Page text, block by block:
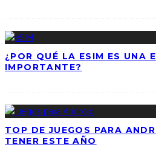
¿POR QUÉ LA ESIM ES UNA
IMPORTANTE?
TOP DE JUEGOS PARA
TENER ESTE AÑO